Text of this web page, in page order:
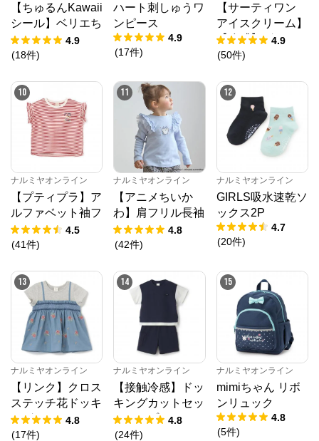
【ちゅるんKawaii
シール】ベリエち
ゃん
4.9
(18件)
ハート刺しゅうワ
ンピース
4.9
(17件)
【サーティワン
アイスクリーム】
【冷感】グラフィ
ック半袖Tシャツ
4.9
(50件)
10
ナルミヤオンライン
【プティプラ】ア
ルファベット袖フ
リルTシャツ
4.5
(41件)
11
ナルミヤオンライン
【アニメちいか
わ】肩フリル長袖
Tシャツ
4.8
(42件)
12
ナルミヤオンライン
GIRLS吸水速乾ソ
ックス2P
4.7
(20件)
13
ナルミヤオンライン
【リンク】クロス
ステッチ花ドッキ
ングTシャツ
4.8
(17件)
14
ナルミヤオンライン
【接触冷感】ドッ
キングカットセッ
トアップ
4.8
(24件)
15
ナルミヤオンライン
mimiちゃん リボ
ンリュック
4.8
(5件)
ナルミヤオンライン公式通販ショップ。人気子供服メ
ゾピアノ、プティマイン、ラブトキシック、アナスイ
ミニ等、全ブランド、全商品をご覧いただけます。